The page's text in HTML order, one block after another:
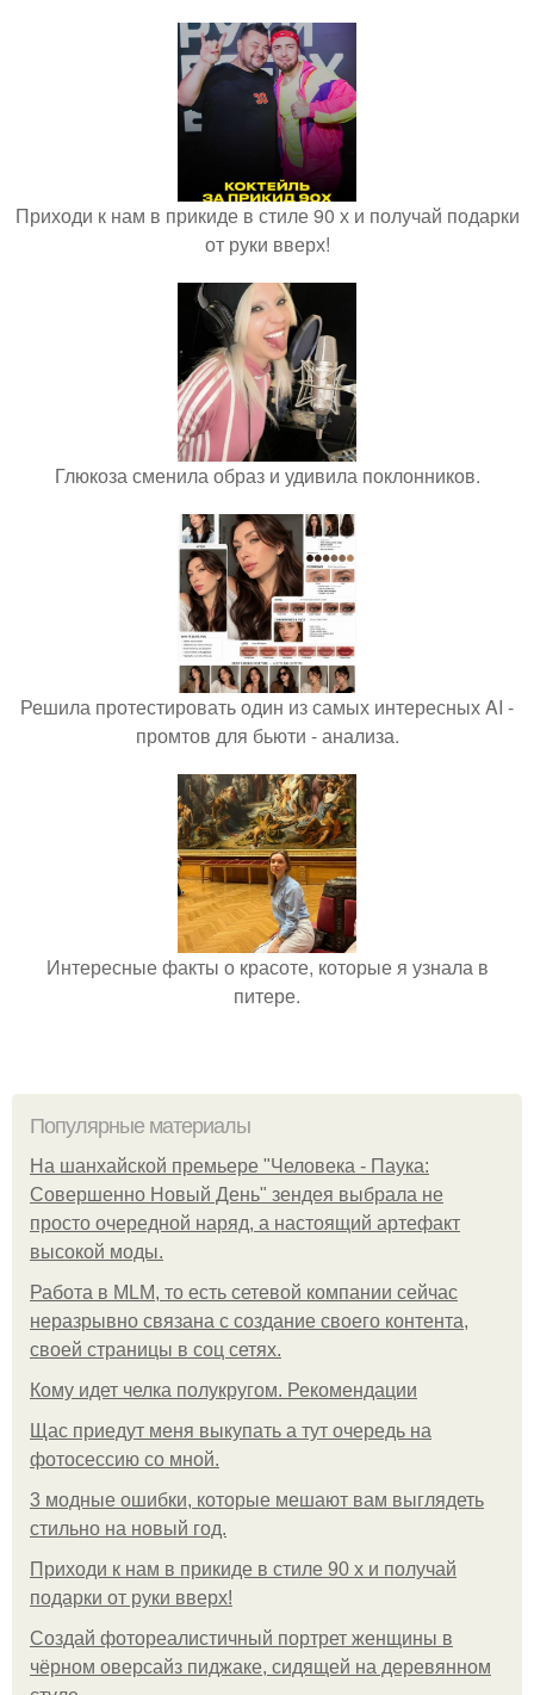
Приходи к нам в прикиде в стиле 90 х и получай подарки
от руки вверх!
Глюкоза сменила образ и удивила поклонников.
Решила протестировать один из самых интересных AI -
промтов для бьюти - анализа.
Интересные факты о красоте, которые я узнала в
питере.
Популярные материалы
На шанхайской премьере "Человека - Паука:
Совершенно Новый День" зендея выбрала не
просто очередной наряд, а настоящий артефакт
высокой моды.
Работа в MLM, то есть сетевой компании сейчас
неразрывно связана с создание своего контента,
своей страницы в соц сетях.
Кому идет челка полукругом. Рекомендации
Щас приедут меня выкупать а тут очередь на
фотосессию со мной.
3 модные ошибки, которые мешают вам выглядеть
стильно на новый год.
Приходи к нам в прикиде в стиле 90 х и получай
подарки от руки вверх!
Создай фотореалистичный портрет женщины в
чёрном оверсайз пиджаке, сидящей на деревянном